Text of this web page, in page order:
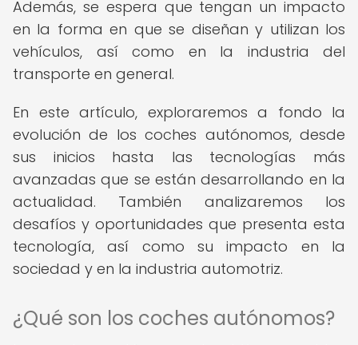
Además, se espera que tengan un impacto
en la forma en que se diseñan y utilizan los
vehículos, así como en la industria del
transporte en general.
En este artículo, exploraremos a fondo la
evolución de los coches autónomos, desde
sus inicios hasta las tecnologías más
avanzadas que se están desarrollando en la
actualidad. También analizaremos los
desafíos y oportunidades que presenta esta
tecnología, así como su impacto en la
sociedad y en la industria automotriz.
¿Qué son los coches autónomos?